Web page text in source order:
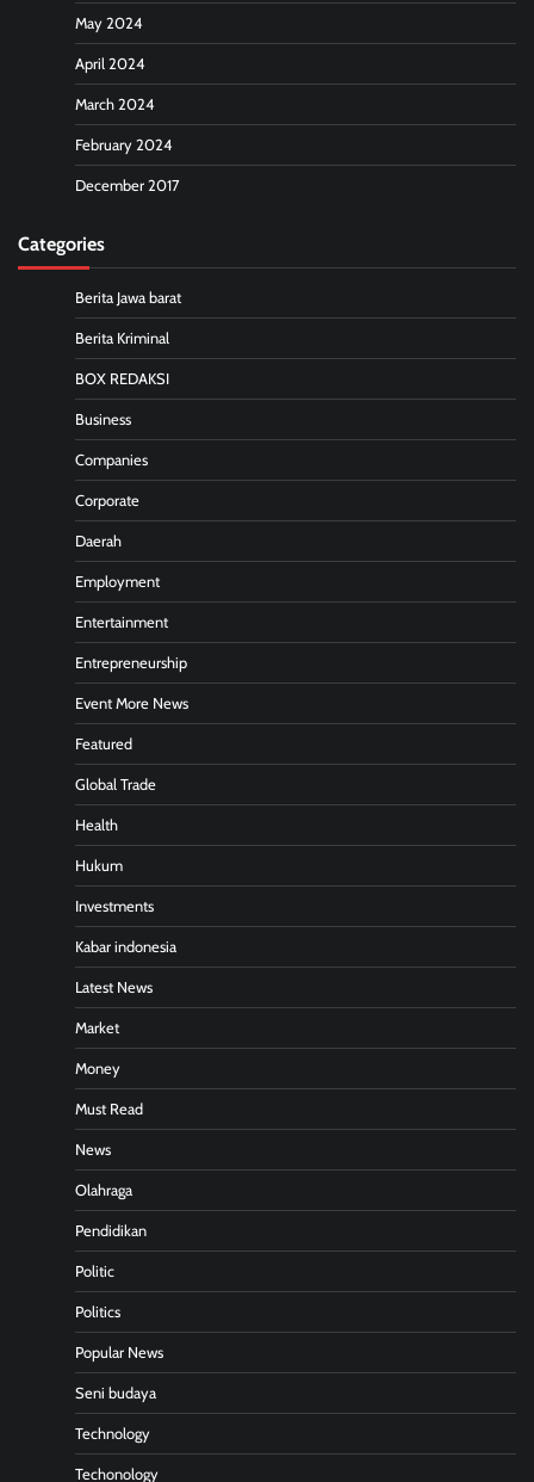
May 2024
April 2024
March 2024
February 2024
December 2017
Categories
Berita Jawa barat
Berita Kriminal
BOX REDAKSI
Business
Companies
Corporate
Daerah
Employment
Entertainment
Entrepreneurship
Event More News
Featured
Global Trade
Health
Hukum
Investments
Kabar indonesia
Latest News
Market
Money
Must Read
News
Olahraga
Pendidikan
Politic
Politics
Popular News
Seni budaya
Technology
Techonology